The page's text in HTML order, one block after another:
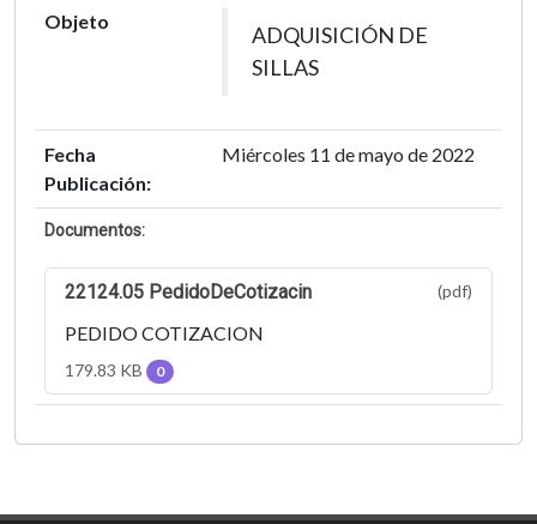
Objeto
ADQUISICIÓN DE
SILLAS
Fecha
Publicación:
Miércoles 11 de mayo de 2022
Documentos:
22124.05 PedidoDeCotizacin (pdf)
PEDIDO COTIZACION
179.83 KB 0